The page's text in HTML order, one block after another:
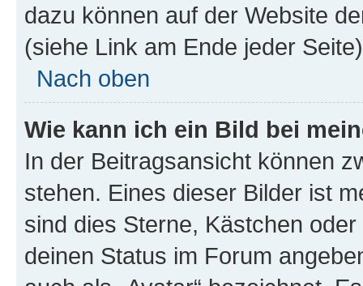
dazu können auf der Website
(siehe Link am Ende jeder
Nach oben
Wie kann ich ein Bild bei
In der Beitragsansicht können
stehen. Eines dieser Bilder ist
sind dies Sterne, Kästchen
deinen Status im Forum